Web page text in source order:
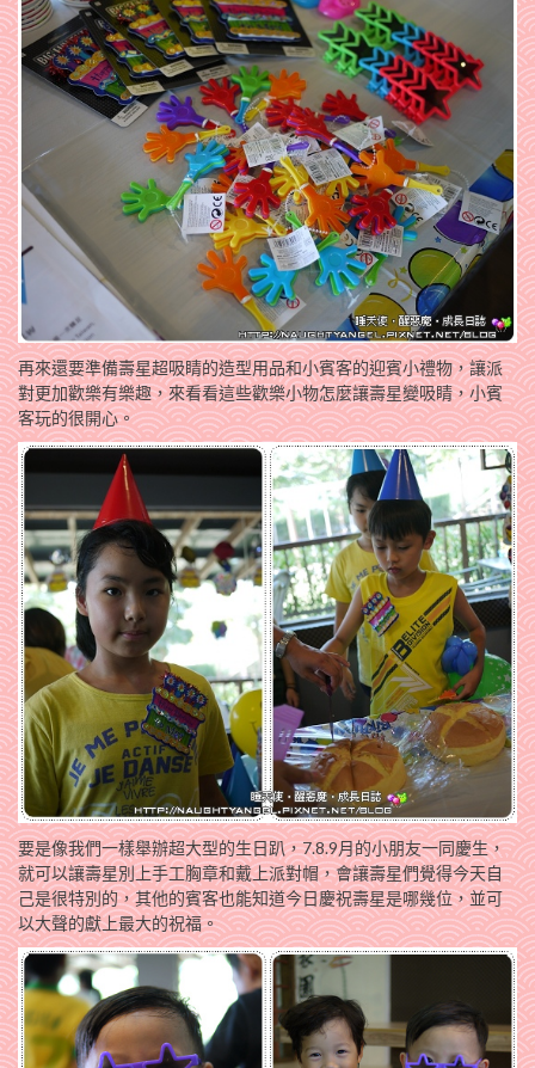
再來還要準備壽星超吸睛的造型用品和小賓客的迎賓小禮物，讓派
對更加歡樂有樂趣，來看看這些歡樂小物怎麼讓壽星變吸睛，小賓
客玩的很開心。
要是像我們一樣舉辦超大型的生日趴，7.8.9月的小朋友一同慶生，
就可以讓壽星別上手工胸章和戴上派對帽，會讓壽星們覺得今天自
己是很特別的，其他的賓客也能知道今日慶祝壽星是哪幾位，並可
以大聲的獻上最大的祝福。